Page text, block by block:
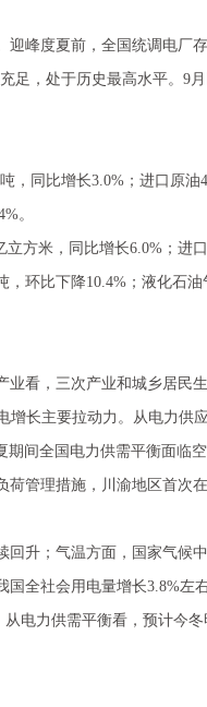
峰度夏前，全国统调电厂
足，处于历史最高水平。9
同比增长3.0%；进口原油
。
方米，同比增长6.0%；进
环比下降10.4%；液化石油
看，三次产业和城乡居民
增长主要拉动力。从电力供
间全国电力供需平衡面临
管理措施，川渝地区首次
升；气温方面，国家气候
全社会用电量增长3.8%左
电力供需平衡看，预计今